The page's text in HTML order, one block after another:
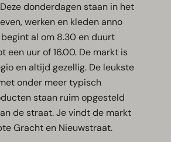
donderdagen staan in het
werken en kleden anno
begint al om 8.30 en duurt
een uur of 16.00. De markt is
en altijd gezellig. De leukste
onder meer typisch
staan ruim opgesteld
de straat. Je vindt de markt
Gracht en Nieuwstraat.